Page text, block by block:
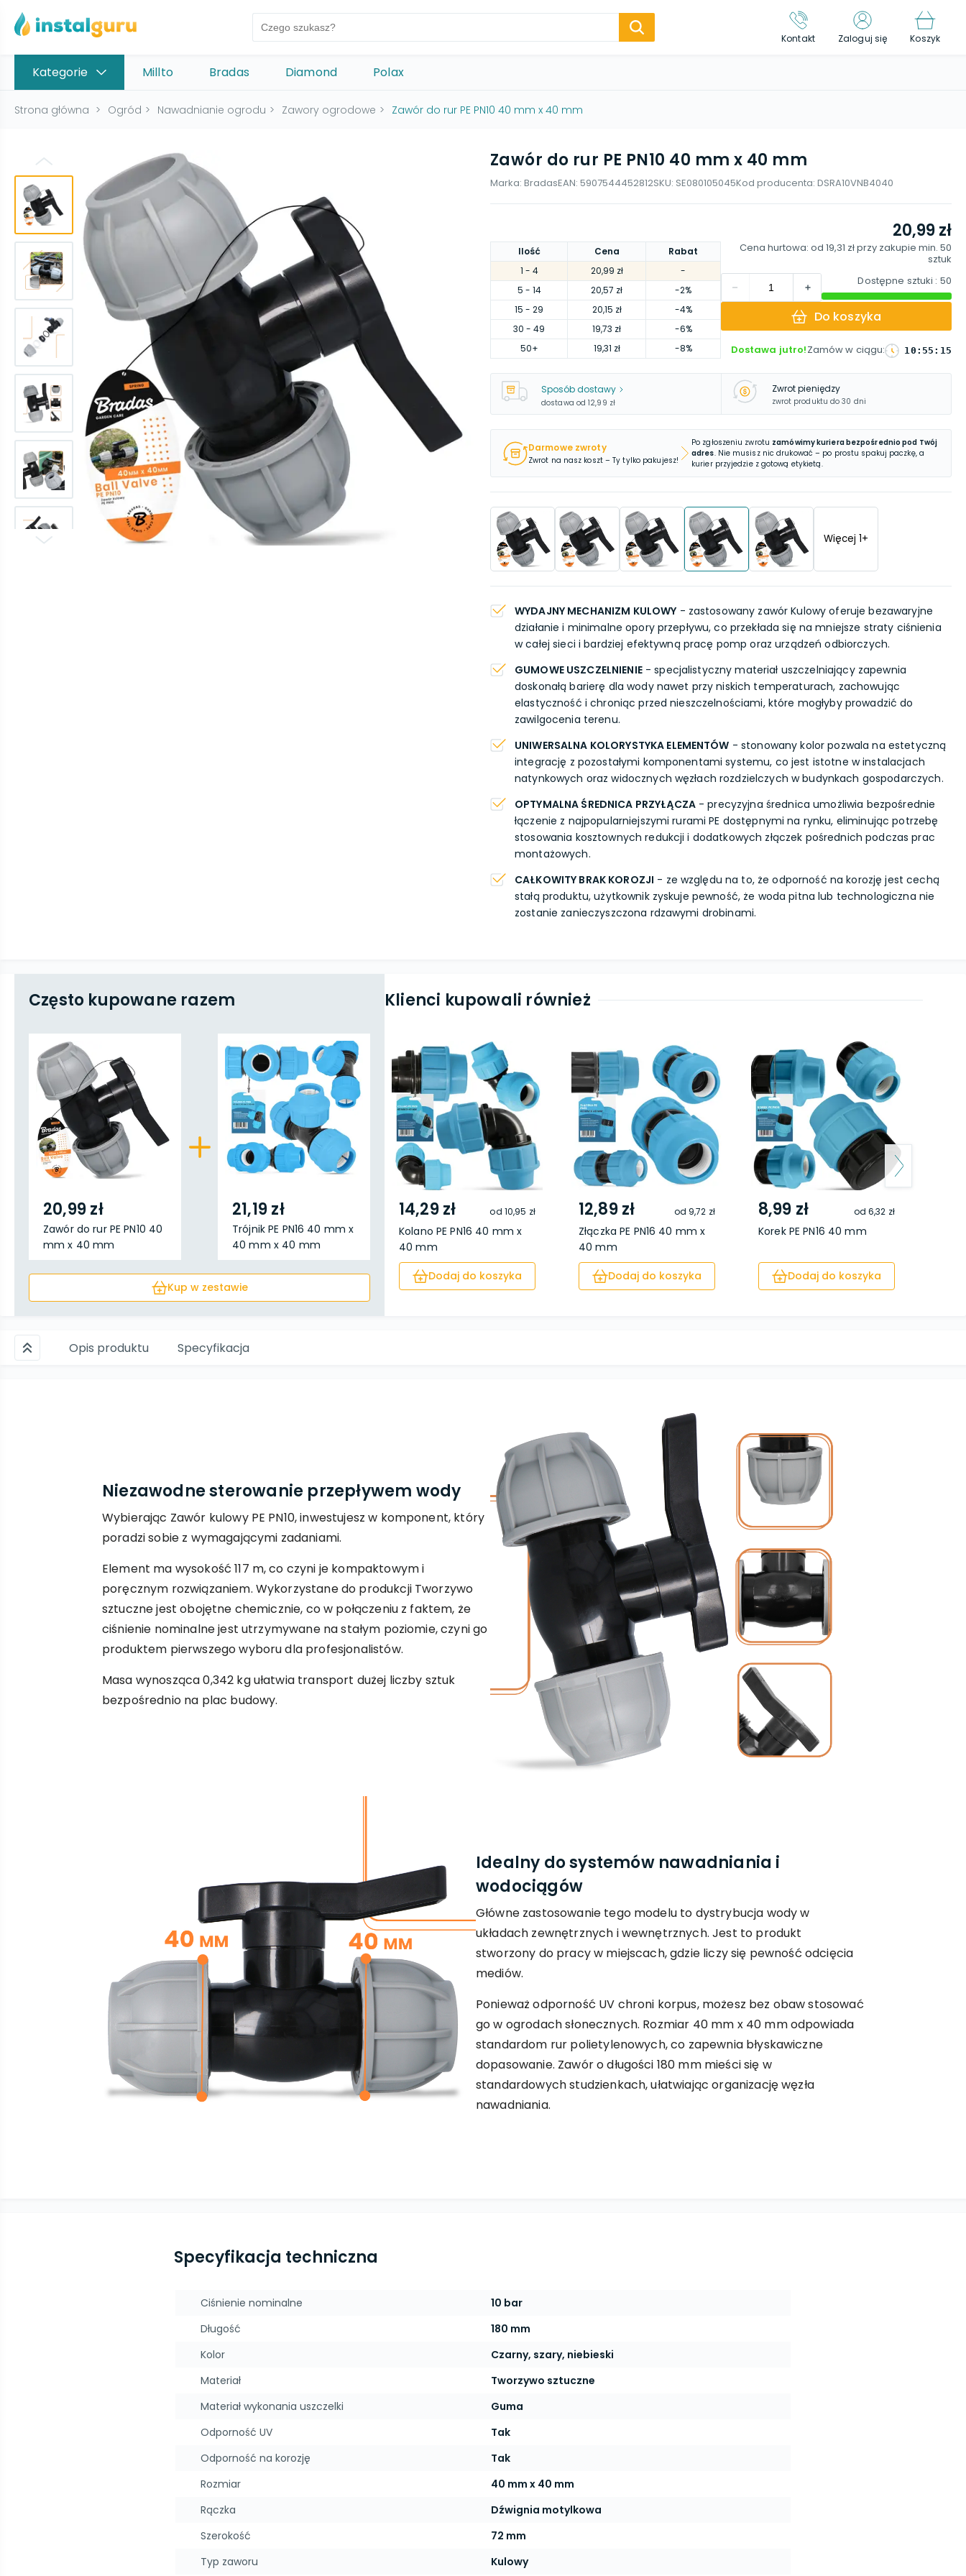
Kontakt Zaloguj się Koszyk
Kategorie Millto Bradas Diamond Polax
Strona główna > Ogród > Nawadnianie ogrodu > Zawory ogrodowe > Zawór do rur PE PN10 40 mm x 40 mm
Zawór do rur PE PN10 40 mm x 40 mm
Marka: BradasEAN: 5907544452812SKU: SE080105045Kod producenta: DSRA10VNB4040
Ilość Cena
Rabat
1 - 4 20,99 zł
-
5 - 14 20,57 zł
-2%
15 - 29 20,15 zł
-4%
30 - 49 19,73 zł
-6%
50+ 19,31 zł -8%
20,99 zł
Cena hurtowa: od 19,31 złprzy zakupie min. 50
sztuk
Dostępne sztuki : 50
Do koszyka
Dostawa jutro!Zamów w ciągu: 10 : 55 : 14
Sposób dostawy
dostawa od 12,99 zł
Zwrot pieniędzy
zwrot produktu do 30 dni
Darmowe zwroty
Zwrot na nasz koszt – Ty tylko pakujesz!
Po zgłoszeniu zwrotu zamówimy kuriera bezpośrednio pod Twój
adres. Nie musisz nic drukować – po prostu spakuj paczkę, a
kurier przyjedzie z gotową etykietą.
Więcej 1+
WYDAJNY MECHANIZM KULOWY - zastosowany zawór Kulowy oferuje bezawaryjne
działanie i minimalne opory przepływu, co przekłada się na mniejsze straty ciśnienia
w całej sieci i bardziej efektywną pracę pomp oraz urządzeń odbiorczych.
GUMOWE USZCZELNIENIE- specjalistyczny materiał uszczelniający zapewnia
doskonałą barierę dla wody nawet przy niskich temperaturach, zachowując
elastyczność i chroniąc przed nieszczelnościami, które mogłyby prowadzić do
zawilgocenia terenu.
UNIWERSALNA KOLORYSTYKA ELEMENTÓW - stonowany kolor pozwala na estetyczną
integrację z pozostałymi komponentami systemu, co jest istotne w instalacjach
natynkowych oraz widocznych węzłach rozdzielczych w budynkach gospodarczych.
OPTYMALNA ŚREDNICA PRZYŁĄCZA- precyzyjna średnica umożliwia bezpośrednie
łączenie z najpopularniejszymi rurami PE dostępnymi na rynku, eliminując potrzebę
stosowania kosztownych redukcji i dodatkowych złączek pośrednich podczas prac
montażowych.
CAŁKOWITY BRAK KOROZJI - ze względu na to, że odporność na korozję jest cechą
stałą produktu, użytkownik zyskuje pewność, że woda pitna lub technologiczna nie
zostanie zanieczyszczona rdzawymi drobinami.
Często kupowane razem
20,99 zł
Zawór do rur PE PN10 40
mm x 40 mm
21,19 zł
Trójnik PE PN16 40 mm x
40 mm x 40 mm
Kup w zestawie
Klienci kupowali również
14,29 zł od 10,95 zł
Kolano PE PN16 40 mm x
40 mm
Dodaj do koszyka
12,89 zł od 9,72 zł
Złączka PE PN16 40 mm x
40 mm
Dodaj do koszyka
8,99 zł od6,32 zł
Korek PE PN16 40 mm
Dodaj do koszyka
Opis produktu Specyfikacja
Niezawodne sterowanie przepływem wody
Wybierając Zawór kulowy PE PN10, inwestujesz w komponent, który
poradzi sobie z wymagającymi zadaniami.
Element ma wysokość 117 m, co czyni je kompaktowym i
poręcznym rozwiązaniem. Wykorzystane do produkcji Tworzywo
sztuczne jest obojętne chemicznie, co w połączeniu z faktem, że
ciśnienie nominalne jest utrzymywane na stałym poziomie, czyni go
produktem pierwszego wyboru dla profesjonalistów.
Masa wynosząca 0,342 kg ułatwia transport dużej liczby sztuk
bezpośrednio na plac budowy.
Idealny do systemów nawadniania i
wodociągów
Główne zastosowanie tego modelu to dystrybucja wody w
układach zewnętrznych i wewnętrznych. Jest to produkt
stworzony do pracy w miejscach, gdzie liczy się pewność odcięcia
mediów.
Ponieważ odporność UV chroni korpus, możesz bez obaw stosować
go w ogrodach słonecznych. Rozmiar 40 mm x 40 mm odpowiada
standardom rur polietylenowych, co zapewnia błyskawiczne
dopasowanie. Zawór o długości 180 mm mieści się w
standardowych studzienkach, ułatwiając organizację węzła
nawadniania.
Specyfikacja techniczna
Ciśnienie nominalne
10 bar
Długość
180 mm
Kolor
Czarny, szary, niebieski
Materiał
Tworzywo sztuczne
Materiał wykonania uszczelki
Guma
Odporność UV
Tak
Odporność na korozję
Tak
Rozmiar
40 mm x 40 mm
Rączka
Dźwignia motylkowa
Szerokość
72 mm
Typ zaworu
Kulowy